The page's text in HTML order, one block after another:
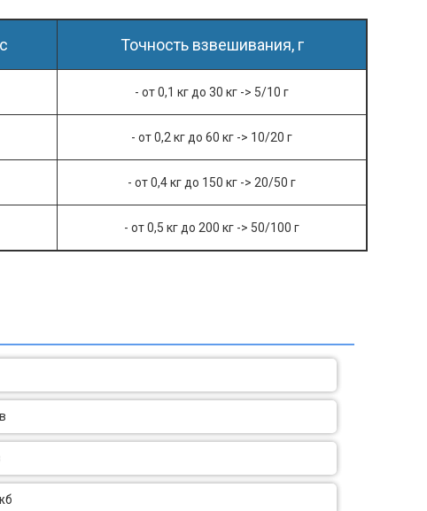
Точность взвешивания, г
- от 0,1 кг до 30 кг -> 5/10 г
- от 0,2 кг до 60 кг -> 10/20 г
- от 0,4 кг до 150 кг -> 20/50 г
- от 0,5 кг до 200 кг -> 50/100 г